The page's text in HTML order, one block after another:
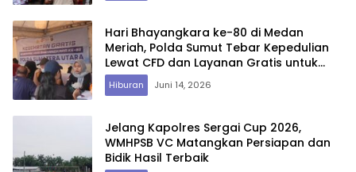
Hari Bhayangkara ke-80 di Medan
Meriah, Polda Sumut Tebar Kepedulian
Lewat CFD dan Layanan Gratis untuk
Warga
Hiburan Juni 14, 2026
Jelang Kapolres Sergai Cup 2026,
WMHPSB VC Matangkan Persiapan dan
Bidik Hasil Terbaik